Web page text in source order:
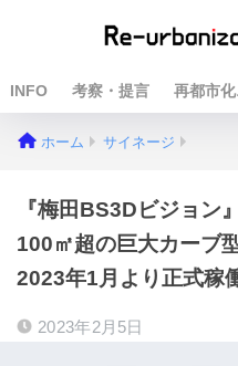
INFO 考察・提言 再都市
ホーム サイネージ
『梅田BS3Dビジョン
100㎡超の巨大カーブ
2023年1月より正式稼
2023年2月5日